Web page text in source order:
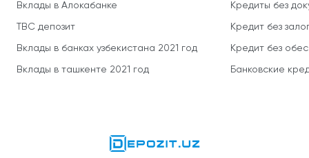
Вклады в Алокабанке
TBC депозит
Вклады в банках узбекистана 2021 год
Вклады в ташкенте 2021 год
Кредиты без
Кредит без
Кредит без
Банковские